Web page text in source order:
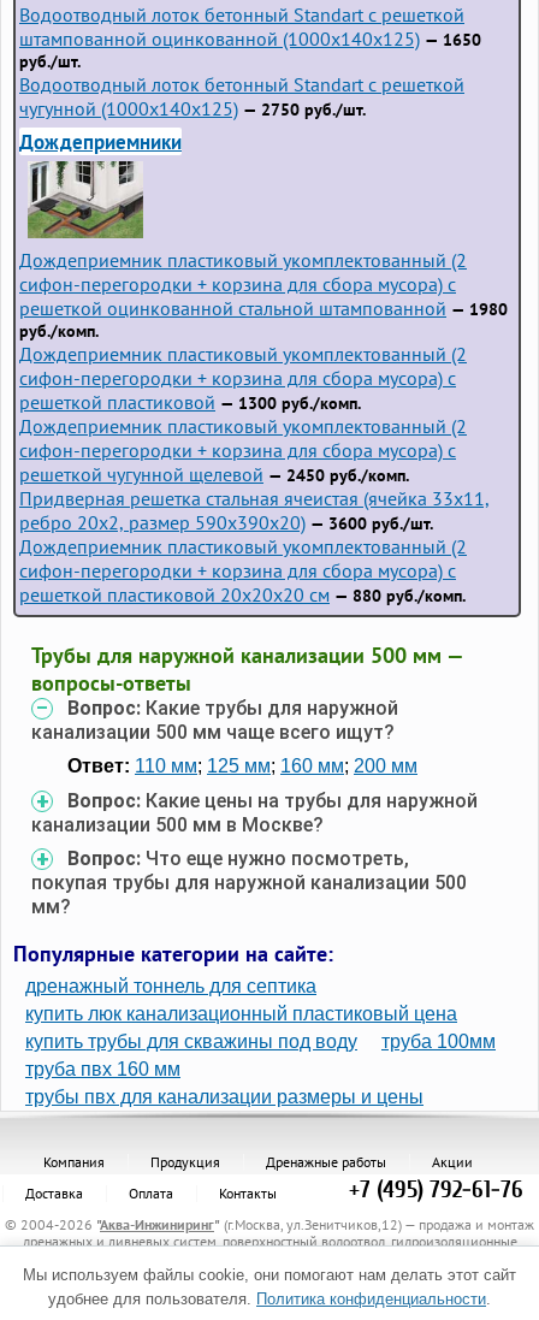
Водоотводный лоток бетонный Standart с решеткой
штампованной оцинкованной (1000x140x125) — 1650
руб./шт.
Водоотводный лоток бетонный Standart с решеткой
чугунной (1000x140x125) — 2750 руб./шт.
Дождеприемники
Дождеприемник пластиковый укомплектованный (2
сифон-перегородки + корзина для сбора мусора) с
решеткой оцинкованной стальной штампованной — 1980
руб./комп.
Дождеприемник пластиковый укомплектованный (2
сифон-перегородки + корзина для сбора мусора) с
решеткой пластиковой — 1300 руб./комп.
Дождеприемник пластиковый укомплектованный (2
сифон-перегородки + корзина для сбора мусора) с
решеткой чугунной щелевой — 2450 руб./комп.
Придверная решетка стальная ячеистая (ячейка 33x11,
ребро 20x2, размер 590x390x20) — 3600 руб./шт.
Дождеприемник пластиковый укомплектованный (2
сифон-перегородки + корзина для сбора мусора) с
решеткой пластиковой 20х20х20 см — 880 руб./комп.
Трубы для наружной канализации 500 мм —
вопросы-ответы
Вопрос: Какие трубы для наружной
канализации 500 мм чаще всего ищут?
Ответ: 110 мм; 125 мм; 160 мм; 200 мм
Вопрос: Какие цены на трубы для наружной
канализации 500 мм в Москве?
Вопрос: Что еще нужно посмотреть,
покупая трубы для наружной канализации 500
мм?
Популярные категории на сайте:
дренажный тоннель для септика
купить люк канализационный пластиковый цена
купить трубы для скважины под воду
труба 100мм
труба пвх 160 мм
трубы пвх для канализации размеры и цены
Компания Продукция Дренажные работы
Акции
Доставка
Оплата Контакты +7 (495) 792-61-76
© 2004-2026 "Аква-Инжиниринг" (г.Москва, ул.Зенитчиков,12) — продажа и монтаж
дренажных и ливневых систем, поверхностный водоотвод, гидроизоляционные
для укрепления грунта, электрообогрев трубопроводов.
Политика обработки персональных данных
Мы используем файлы cookie, они помогают нам делать этот сайт
удобнее для пользователя. Политика конфиденциальности.